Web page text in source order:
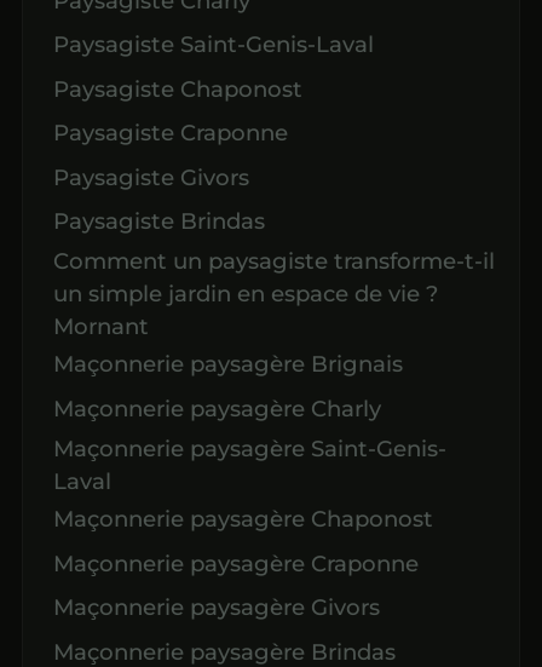
Paysagiste Saint-Genis-Laval
Paysagiste Chaponost
Paysagiste Craponne
Paysagiste Givors
Paysagiste Brindas
Comment un paysagiste transforme-t-il
un simple jardin en espace de vie ?
Mornant
Maçonnerie paysagère Brignais
Maçonnerie paysagère Charly
Maçonnerie paysagère Saint-Genis-
Laval
Maçonnerie paysagère Chaponost
Maçonnerie paysagère Craponne
Maçonnerie paysagère Givors
Maçonnerie paysagère Brindas